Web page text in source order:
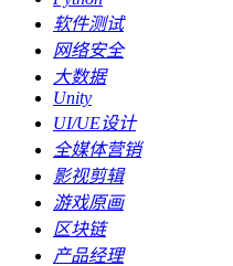
软件测试
网络安全
大数据
Unity
UI/UE设计
全媒体营销
影视剪辑
游戏原画
区块链
产品经理